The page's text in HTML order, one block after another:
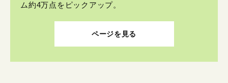
ム約4万点をピックアップ。
ページを見る